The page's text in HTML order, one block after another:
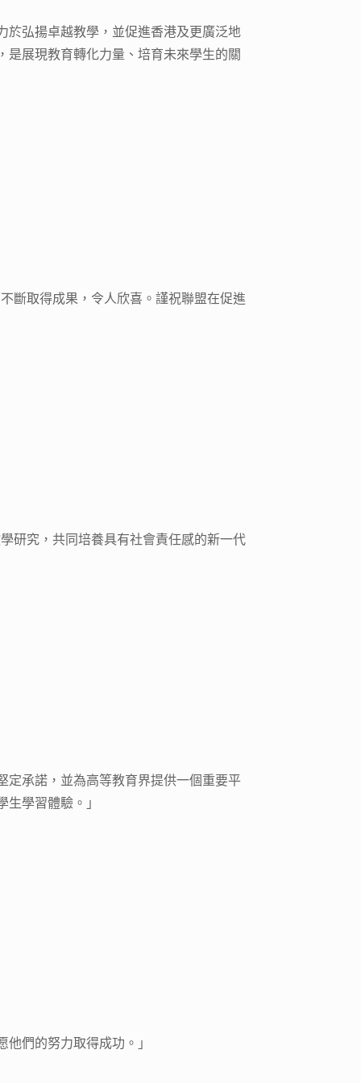
於弘揚卓越教學，並促進香港及更廣泛地
是展現教育轉化力量、培育未來學生的關
斷取得成果，令人欣喜。謹祝聯盟在促進
研究，共同培養具有社會責任感的新一代
定承諾，並為高等教育界提供一個重要平
學習體驗。」
們的努力取得成功。」